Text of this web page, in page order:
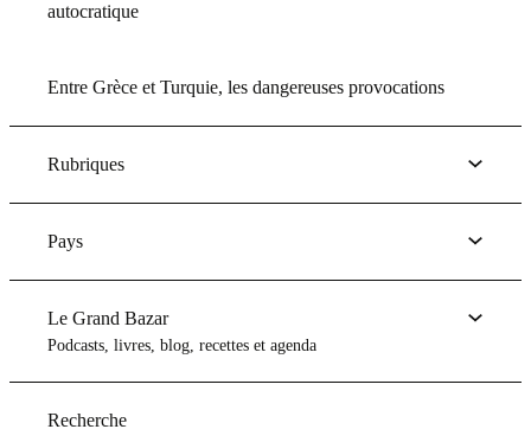
autocratique
Entre Grèce et Turquie, les dangereuses provocations
Rubriques
Pays
Le Grand Bazar
Podcasts, livres, blog, recettes et agenda
Recherche